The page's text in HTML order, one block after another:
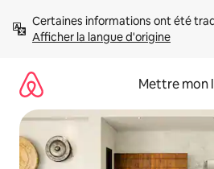
directement
Afficher la langue d'origine
Mettre mon